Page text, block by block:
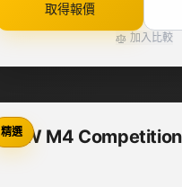
取得報價
加入比較
精選
BMW M4 Competition